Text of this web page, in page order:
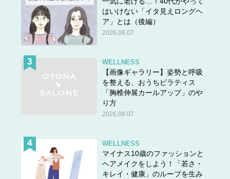
▶▶次のページ：お稽古ごとって出会いに最適ってホント
だった！実例がコチラ
＜＜前の話
はいけない「イタ見えロングヘ
ア」とは（後編）
2026.08.07
WELLNESS
【画像ギャラリー】姿勢と呼吸
を整える、おうちピラティス
「胸椎伸展カールアップ」のや
り方
2026.08.07
WELLNESS
マイナス10歳のファッションと
ヘアメイクをしよう！「若さ・
キレイ・健康」のループを生み